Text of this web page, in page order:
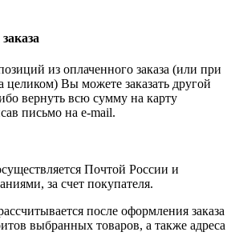
из оплаченного заказа (или при
целиком) Вы можете заказать другой
вернуть всю сумму на карту
письмо на e-mail.
Почтой России и
за счет покупателя.
после оформления заказа
выбранных товаров, а также адреса